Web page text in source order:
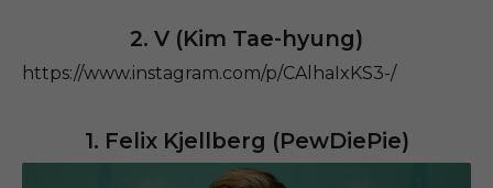
2. V (Kim Tae-hyung)
https://www.instagram.com/p/CAlhaIxKS3-/
1. Felix Kjellberg (PewDiePie)